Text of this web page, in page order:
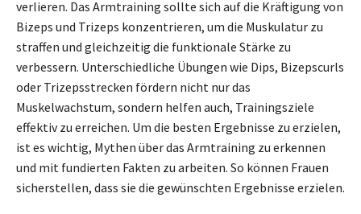
verlieren. Das Armtraining sollte sich auf die Kräftigung von
Bizeps und Trizeps konzentrieren, um die Muskulatur zu
straffen und gleichzeitig die funktionale Stärke zu
verbessern. Unterschiedliche Übungen wie Dips, Bizepscurls
oder Trizepsstrecken fördern nicht nur das
Muskelwachstum, sondern helfen auch, Trainingsziele
effektiv zu erreichen. Um die besten Ergebnisse zu erzielen,
ist es wichtig, Mythen über das Armtraining zu erkennen
und mit fundierten Fakten zu arbeiten. So können Frauen
sicherstellen, dass sie die gewünschten Ergebnisse erzielen.